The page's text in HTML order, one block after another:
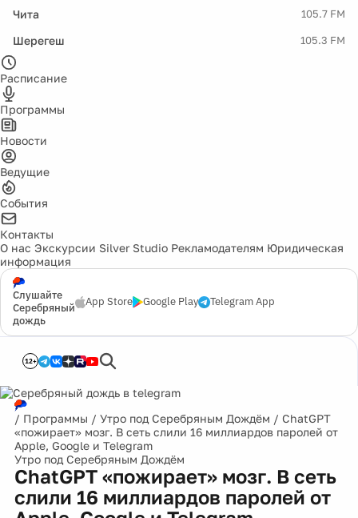
Чита 105.7 FM
Шерегеш 105.3 FM
Расписание
Программы
Новости
Ведущие
События
Контакты
О нас Экскурсии Silver Studio Рекламодателям Юридическая
информация
Слушайте
Серебряный
дождь
App Store Google Play Telegram App
12+
/ Программы / Утро под Серебряным Дождём / ChatGPT
«пожирает» мозг. В сеть слили 16 миллиардов паролей от
Apple, Google и Telegram
Утро под Серебряным Дождём
ChatGPT «пожирает» мозг. В сеть
слили 16 миллиардов паролей от